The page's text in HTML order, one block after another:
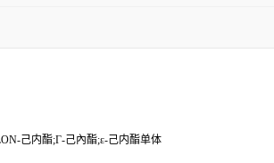
己内酯;Γ-己內酯;ε-己内酯单体